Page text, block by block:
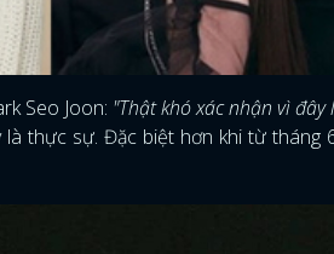
Seo Joon: "Thật khó xác nhận vì
thực sự. Đặc biệt hơn khi từ tháng